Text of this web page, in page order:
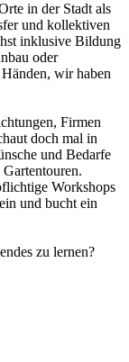
in der Stadt als
und kollektiven
inklusive Bildung
oder
wir haben
Firmen
doch mal in
und Bedarfe
Workshops
und bucht ein
zu lernen?